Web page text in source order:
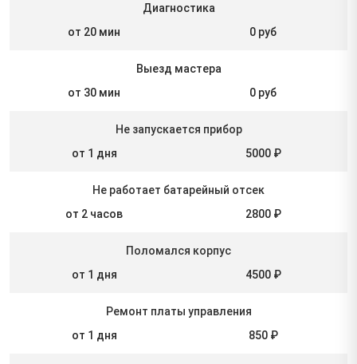
Диагностика
от 20 мин
0 руб
Выезд мастера
от 30 мин
0 руб
Не запускается прибор
от 1 дня
5000 ₽
Не работает батарейный отсек
от 2 часов
2800 ₽
Поломался корпус
от 1 дня
4500 ₽
Ремонт платы управления
от 1 дня
850 ₽